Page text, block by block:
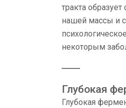
тракта
нашей массы и
некоторым
Глубокая
Глубокая